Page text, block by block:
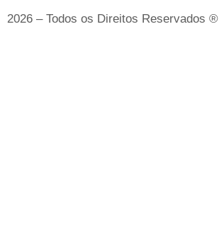
2026 – Todos os Direitos Reservados ®